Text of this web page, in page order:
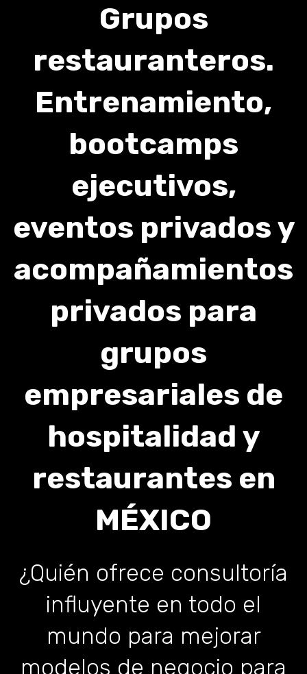
Grupos
restauranteros.
Entrenamiento,
bootcamps
ejecutivos,
eventos privados y
acompañamientos
privados para
grupos
empresariales de
hospitalidad y
restaurantes en
MÉXICO
¿Quién ofrece consultoría
influyente en todo el
mundo para mejorar
modelos de negocio para